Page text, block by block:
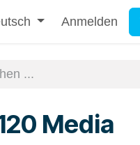
Anmelden
Media